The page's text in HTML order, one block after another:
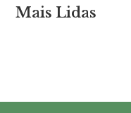
Mais Lidas